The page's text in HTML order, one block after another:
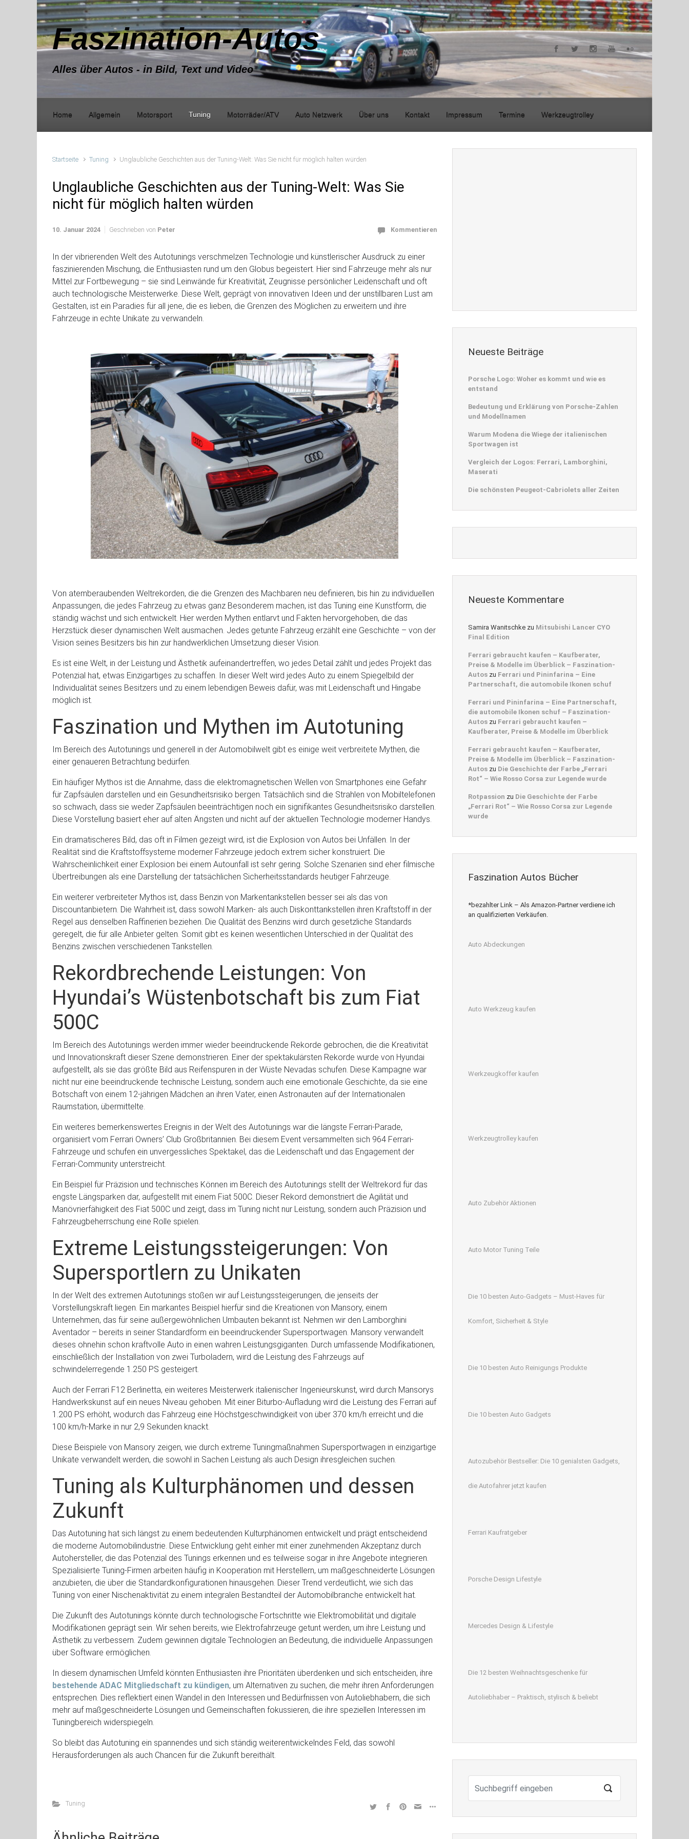
Zum Hauptinhalt springen
Faszination-Autos
Alles über Autos - in Bild, Text und Video
Home Allgemein Motorsport Tuning Motorräder/ATV Auto Netzwerk Über uns Kontakt Impressum Termine Werkzeugtrolley
Startseite Tuning Unglaubliche Geschichten aus der Tuning-Welt: Was Sie nicht für möglich halten würden
Unglaubliche Geschichten aus der Tuning-Welt: Was Sie
nicht für möglich halten würden
10. Januar 2024 Geschrieben von Peter Kommentieren
In der vibrierenden Welt des Autotunings verschmelzen Technologie und künstlerischer Ausdruck zu einer
faszinierenden Mischung, die Enthusiasten rund um den Globus begeistert. Hier sind Fahrzeuge mehr als nur
Mittel zur Fortbewegung – sie sind Leinwände für Kreativität, Zeugnisse persönlicher Leidenschaft und oft
auch technologische Meisterwerke. Diese Welt, geprägt von innovativen Ideen und der unstillbaren Lust am
Gestalten, ist ein Paradies für all jene, die es lieben, die Grenzen des Möglichen zu erweitern und ihre
Fahrzeuge in echte Unikate zu verwandeln.
Von atemberaubenden Weltrekorden, die die Grenzen des Machbaren neu definieren, bis hin zu individuellen
Anpassungen, die jedes Fahrzeug zu etwas ganz Besonderem machen, ist das Tuning eine Kunstform, die
ständig wächst und sich entwickelt. Hier werden Mythen entlarvt und Fakten hervorgehoben, die das
Herzstück dieser dynamischen Welt ausmachen. Jedes getunte Fahrzeug erzählt eine Geschichte – von der
Vision seines Besitzers bis hin zur handwerklichen Umsetzung dieser Vision.
Es ist eine Welt, in der Leistung und Ästhetik aufeinandertreffen, wo jedes Detail zählt und jedes Projekt das
Potenzial hat, etwas Einzigartiges zu schaffen. In dieser Welt wird jedes Auto zu einem Spiegelbild der
Individualität seines Besitzers und zu einem lebendigen Beweis dafür, was mit Leidenschaft und Hingabe
möglich ist.
Faszination und Mythen im Autotuning
Im Bereich des Autotunings und generell in der Automobilwelt gibt es einige weit verbreitete Mythen, die
einer genaueren Betrachtung bedürfen.
Ein häufiger Mythos ist die Annahme, dass die elektromagnetischen Wellen von Smartphones eine Gefahr
für Zapfsäulen darstellen und ein Gesundheitsrisiko bergen. Tatsächlich sind die Strahlen von Mobiltelefonen
so schwach, dass sie weder Zapfsäulen beeinträchtigen noch ein signifikantes Gesundheitsrisiko darstellen.
Diese Vorstellung basiert eher auf alten Ängsten und nicht auf der aktuellen Technologie moderner Handys.
Ein dramatischeres Bild, das oft in Filmen gezeigt wird, ist die Explosion von Autos bei Unfällen. In der
Realität sind die Kraftstoffsysteme moderner Fahrzeuge jedoch extrem sicher konstruiert. Die
Wahrscheinlichkeit einer Explosion bei einem Autounfall ist sehr gering. Solche Szenarien sind eher filmische
Übertreibungen als eine Darstellung der tatsächlichen Sicherheitsstandards heutiger Fahrzeuge.
Ein weiterer verbreiteter Mythos ist, dass Benzin von Markentankstellen besser sei als das von
Discountanbietern. Die Wahrheit ist, dass sowohl Marken- als auch Diskonttankstellen ihren Kraftstoff in der
Regel aus denselben Raffinerien beziehen. Die Qualität des Benzins wird durch gesetzliche Standards
geregelt, die für alle Anbieter gelten. Somit gibt es keinen wesentlichen Unterschied in der Qualität des
Benzins zwischen verschiedenen Tankstellen.
Rekordbrechende Leistungen: Von
Hyundai’s Wüstenbotschaft bis zum Fiat
500C
Im Bereich des Autotunings werden immer wieder beeindruckende Rekorde gebrochen, die die Kreativität
und Innovationskraft dieser Szene demonstrieren. Einer der spektakulärsten Rekorde wurde von Hyundai
aufgestellt, als sie das größte Bild aus Reifenspuren in der Wüste Nevadas schufen. Diese Kampagne war
nicht nur eine beeindruckende technische Leistung, sondern auch eine emotionale Geschichte, da sie eine
Botschaft von einem 12-jährigen Mädchen an ihren Vater, einen Astronauten auf der Internationalen
Raumstation, übermittelte.
Ein weiteres bemerkenswertes Ereignis in der Welt des Autotunings war die längste Ferrari-Parade,
organisiert vom Ferrari Owners’ Club Großbritannien. Bei diesem Event versammelten sich 964 Ferrari-
Fahrzeuge und schufen ein unvergessliches Spektakel, das die Leidenschaft und das Engagement der
Ferrari-Community unterstreicht.
Ein Beispiel für Präzision und technisches Können im Bereich des Autotunings stellt der Weltrekord für das
engste Längsparken dar, aufgestellt mit einem Fiat 500C. Dieser Rekord demonstriert die Agilität und
Manövrierfähigkeit des Fiat 500C und zeigt, dass im Tuning nicht nur Leistung, sondern auch Präzision und
Fahrzeugbeherrschung eine Rolle spielen.
Extreme Leistungssteigerungen: Von
Supersportlern zu Unikaten
In der Welt des extremen Autotunings stoßen wir auf Leistungssteigerungen, die jenseits der
Vorstellungskraft liegen. Ein markantes Beispiel hierfür sind die Kreationen von Mansory, einem
Unternehmen, das für seine außergewöhnlichen Umbauten bekannt ist. Nehmen wir den Lamborghini
Aventador – bereits in seiner Standardform ein beeindruckender Supersportwagen. Mansory verwandelt
dieses ohnehin schon kraftvolle Auto in einen wahren Leistungsgiganten. Durch umfassende Modifikationen,
einschließlich der Installation von zwei Turboladern, wird die Leistung des Fahrzeugs auf
schwindelerregende 1.250 PS gesteigert.
Auch der Ferrari F12 Berlinetta, ein weiteres Meisterwerk italienischer Ingenieurskunst, wird durch Mansorys
Handwerkskunst auf ein neues Niveau gehoben. Mit einer Biturbo-Aufladung wird die Leistung des Ferrari auf
1.200 PS erhöht, wodurch das Fahrzeug eine Höchstgeschwindigkeit von über 370 km/h erreicht und die
100 km/h-Marke in nur 2,9 Sekunden knackt.
Diese Beispiele von Mansory zeigen, wie durch extreme Tuningmaßnahmen Supersportwagen in einzigartige
Unikate verwandelt werden, die sowohl in Sachen Leistung als auch Design ihresgleichen suchen.
Tuning als Kulturphänomen und dessen
Zukunft
Das Autotuning hat sich längst zu einem bedeutenden Kulturphänomen entwickelt und prägt entscheidend
die moderne Automobilindustrie. Diese Entwicklung geht einher mit einer zunehmenden Akzeptanz durch
Autohersteller, die das Potenzial des Tunings erkennen und es teilweise sogar in ihre Angebote integrieren.
Spezialisierte Tuning-Firmen arbeiten häufig in Kooperation mit Herstellern, um maßgeschneiderte Lösungen
anzubieten, die über die Standardkonfigurationen hinausgehen. Dieser Trend verdeutlicht, wie sich das
Tuning von einer Nischenaktivität zu einem integralen Bestandteil der Automobilbranche entwickelt hat.
Die Zukunft des Autotunings könnte durch technologische Fortschritte wie Elektromobilität und digitale
Modifikationen geprägt sein. Wir sehen bereits, wie Elektrofahrzeuge getunt werden, um ihre Leistung und
Ästhetik zu verbessern. Zudem gewinnen digitale Technologien an Bedeutung, die individuelle Anpassungen
über Software ermöglichen.
In diesem dynamischen Umfeld könnten Enthusiasten ihre Prioritäten überdenken und sich entscheiden, ihre
bestehende ADAC Mitgliedschaft zu kündigen, um Alternativen zu suchen, die mehr ihren Anforderungen
entsprechen. Dies reflektiert einen Wandel in den Interessen und Bedürfnissen von Autoliebhabern, die sich
mehr auf maßgeschneiderte Lösungen und Gemeinschaften fokussieren, die ihre speziellen Interessen im
Tuningbereich widerspiegeln.
So bleibt das Autotuning ein spannendes und sich ständig weiterentwickelndes Feld, das sowohl
Herausforderungen als auch Chancen für die Zukunft bereithält.
Tuning
Neueste Beiträge
Porsche Logo: Woher es kommt und wie es
entstand
Bedeutung und Erklärung von Porsche-Zahlen
und Modellnamen
Warum Modena die Wiege der italienischen
Sportwagen ist
Vergleich der Logos: Ferrari, Lamborghini,
Maserati
Die schönsten Peugeot-Cabriolets aller Zeiten
Neueste Kommentare
Samira Wanitschke zu Mitsubishi Lancer CYO
Final Edition
Ferrari gebraucht kaufen – Kaufberater,
Preise & Modelle im Überblick – Faszination-
Autos zu Ferrari und Pininfarina – Eine
Partnerschaft, die automobile Ikonen schuf
Ferrari und Pininfarina – Eine Partnerschaft,
die automobile Ikonen schuf – Faszination-
Autos zu Ferrari gebraucht kaufen –
Kaufberater, Preise & Modelle im Überblick
Ferrari gebraucht kaufen – Kaufberater,
Preise & Modelle im Überblick – Faszination-
Autos zu Die Geschichte der Farbe „Ferrari
Rot“ – Wie Rosso Corsa zur Legende wurde
Rotpassion zu Die Geschichte der Farbe
„Ferrari Rot“ – Wie Rosso Corsa zur Legende
wurde
Faszination Autos Bücher
*bezahlter Link – Als Amazon-Partner verdiene ich
an qualifizierten Verkäufen.
Auto Abdeckungen
Auto Werkzeug kaufen
Werkzeugkoffer kaufen
Werkzeugtrolley kaufen
Auto Zubehör Aktionen
Auto Motor Tuning Teile
Die 10 besten Auto-Gadgets – Must-Haves für
Komfort, Sicherheit & Style
Die 10 besten Auto Reinigungs Produkte
Die 10 besten Auto Gadgets
Autozubehör Bestseller: Die 10 genialsten Gadgets,
die Autofahrer jetzt kaufen
Ferrari Kaufratgeber
Porsche Design Lifestyle
Mercedes Design & Lifestyle
Die 12 besten Weihnachtsgeschenke für
Autoliebhaber – Praktisch, stylisch & beliebt